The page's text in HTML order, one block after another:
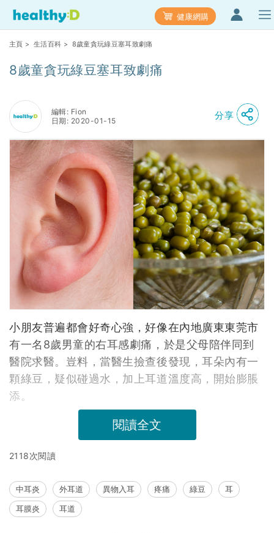
健康網購
主頁 > 生活百科 > 8歲童貪玩綠豆塞耳致劇痛
8歲童貪玩綠豆塞耳致劇痛
編輯: Fion
日期: 2020-01-15
分享
小朋友普遍都會好奇心強，好像在內地廣東東莞市
有一名8歲男童的右耳感劇痛，於是父母陪伴同到
醫院求醫。豈料，當醫生撿查後發現，耳朵內有一
顆綠豆，疑似碰過水，加上耳道溫度高，開始膨脹
添。
閱讀全文
2118次閱讀
中耳炎 外耳道 異物入耳 疼痛 綠豆
耳
耳膜炎
耳道